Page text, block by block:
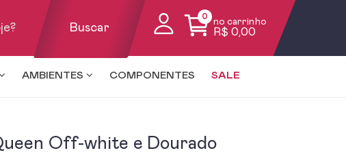
Buscar
0
no carrinho
R$ 0,00
AMBIENTES COMPONENTES SALE
Off-white e Dourado